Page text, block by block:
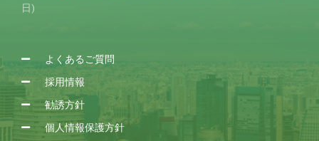
日)
よくあるご質問
採用情報
勧誘方針
個人情報保護方針